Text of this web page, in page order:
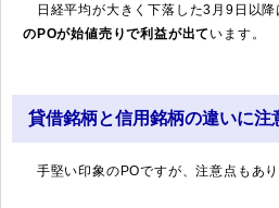
日経平均が大きく下落した3月9日以降
のPOが始値売りで利益が出て います。
貸借銘柄と信用銘柄の違いに注
手堅い印象のPOですが、注意点もあり